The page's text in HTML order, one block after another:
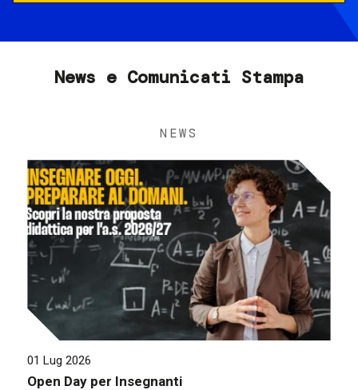
News e Comunicati Stampa
NEWS
01 Lug 2026
Open Day per Insegnanti